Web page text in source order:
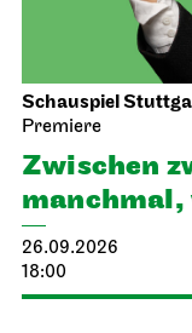
Schauspiel
Premiere
Zwischen
manch­mal,
26.09.2026
18:00